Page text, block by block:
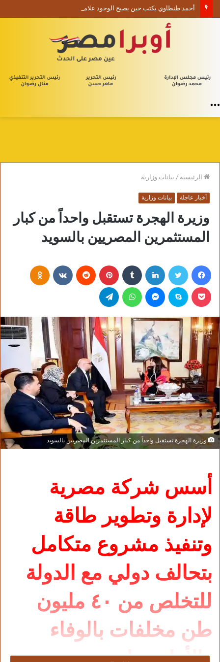
أحمد طنطاوي يكتب حين يصبح الوجود علامة استفهام
الرئيسية/بيانات وزارية
أخبار عاجلة بيانات وزارية
وزيرة الهجرة تستقبل واحداً من كبار
المستثمرين المصريين بالسويد
وزيرة الهجرة تستقبل واحداً من كبار المستثمرين المصريين بالسويد
أسس شركة مصرية
لإدارة وتطوير طاقة
وتنفيذ مشروع متكامل
بتحالف دولي مع الدولة
للتخلص من ٤٠ مليون
طن مخلفات بالوفاء